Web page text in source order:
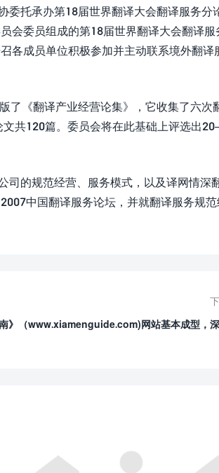
委托承办第18届世界翻译大会翻译服务分
会委员组成的第18届世界翻译大会翻译服
各成员单位积极参加并主动联系境外翻译
了《翻译产业经营论集》，它收集了六次
共120篇。委员会将在此基础上评选出
司的规范经营、服务模式，以及译网情深
中国翻译服务论坛，并就翻译服务规
南》（www.xiamenguide.com)网站基本成型，